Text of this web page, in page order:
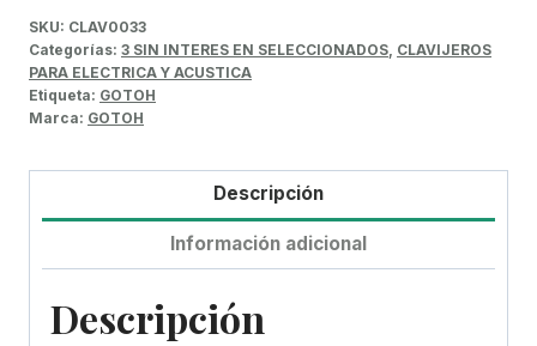
SKU: CLAV0033
Categorías: 3 SIN INTERES EN SELECCIONADOS CLAVIJEROS
PARA ELECTRICA Y ACUSTICA
Etiqueta: GOTOH
Marca: GOTOH
Descripción
Información adicional
Descripción